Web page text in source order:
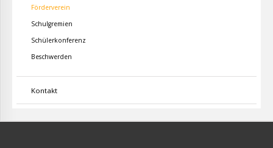
Förderverein
Schulgremien
Schülerkonferenz
Beschwerden
Kontakt